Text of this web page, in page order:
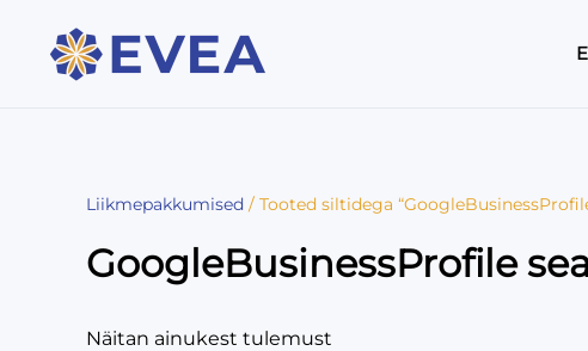
Liikmepakkumised / Tooted siltidega
GoogleBusinessProfile
Näitan ainukest tulemust